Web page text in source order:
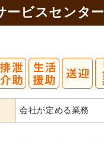
ービスセンタ
会社が定める業務